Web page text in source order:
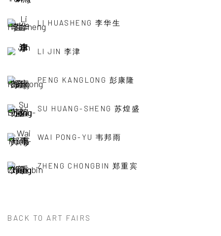
LI HUASHENG 李华生
LI JIN 李津
PENG KANGLONG 彭康隆
SU HUANG-SHENG 苏煌盛
WAI PONG-YU 韦邦雨
ZHENG CHONGBIN 郑重宾
BACK TO ART FAIRS